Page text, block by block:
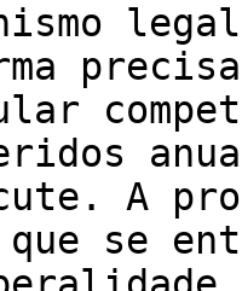
A
se